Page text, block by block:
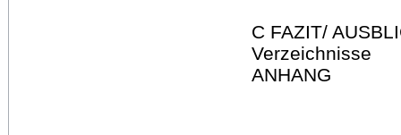
C FAZIT/
Verzeichnisse
ANHANG